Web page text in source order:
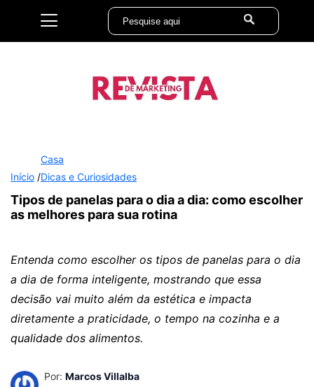
Início /
Casa
Dicas e Curiosidades
Tipos de panelas para o dia a dia: como escolher
as melhores para sua rotina
Entenda como escolher os tipos de panelas para o dia
a dia de forma inteligente, mostrando que essa
decisão vai muito além da estética e impacta
diretamente a praticidade, o tempo na cozinha e a
qualidade dos alimentos.
Por: Marcos Villalba